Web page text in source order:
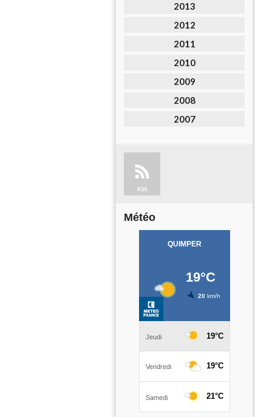
2013
2012
2011
2010
2009
2008
2007
RSS
Météo